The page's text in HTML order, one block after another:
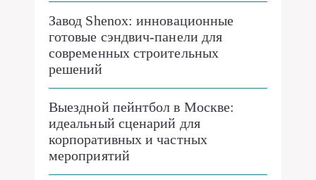
Завод Shenox: инновационные
готовые сэндвич-панели для
современных строительных
решений
Выездной пейнтбол в Москве:
идеальный сценарий для
корпоративных и частных
мероприятий